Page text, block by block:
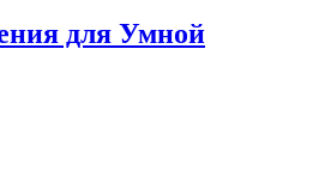
для Умной